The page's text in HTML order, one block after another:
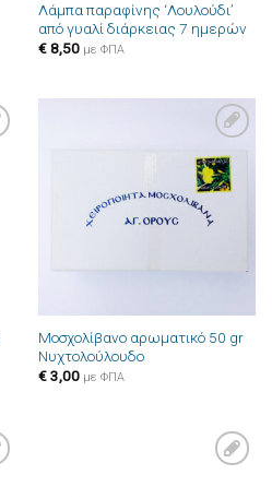
Λάμπα παραφίνης ‘Λουλούδι’
από γυαλί διάρκειας 7 ημερών
€8,50 με ΦΠΑ
Πρόσθήκη
στην λίστα
επιθυμιών
Μοσχολίβανο αρωματικό 50 gr
Νυχτολούλουδο
€3,00 με ΦΠΑ